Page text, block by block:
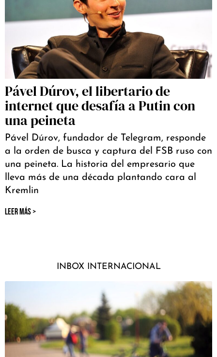
Pável Dúrov, el libertario de
internet que desafía a Putin con
una peineta
Pável Dúrov, fundador de Telegram, responde
a la orden de busca y captura del FSB ruso con
una peineta. La historia del empresario que
lleva más de una década plantando cara al
Kremlin
LEER MÁS >
INBOX INTERNACIONAL